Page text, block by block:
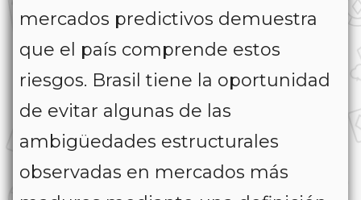
mercados predictivos demuestra
que el país comprende estos
riesgos. Brasil tiene la oportunidad
de evitar algunas de las
ambigüedades estructurales
observadas en mercados más